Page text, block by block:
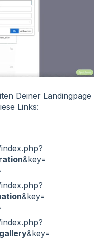
Deiner Landingpage
Links:
&key=
&key=
&key=